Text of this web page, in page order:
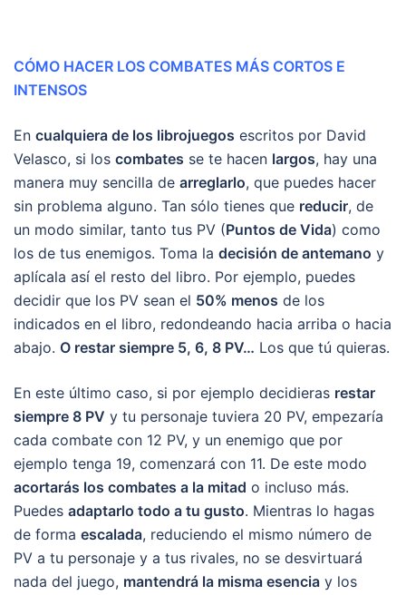
CÓMO HACER LOS COMBATES MÁS CORTOS E
INTENSOS
En cualquiera de los librojuegos escritos por David
Velasco, si los combates se te hacen largos, hay una
manera muy sencilla de arreglarlo, que puedes hacer
sin problema alguno. Tan sólo tienes que reducir, de
un modo similar, tanto tus PV (Puntos de Vida) como
los de tus enemigos. Toma la decisión de antemano y
aplícala así el resto del libro. Por ejemplo, puedes
decidir que los PV sean el 50% menos de los
indicados en el libro, redondeando hacia arriba o hacia
abajo. O restar siempre 5, 6, 8 PV… Los que tú quieras.
En este último caso, si por ejemplo decidieras restar
siempre 8 PV y tu personaje tuviera 20 PV, empezaría
cada combate con 12 PV, y un enemigo que por
ejemplo tenga 19, comenzará con 11. De este modo
acortarás los combates a la mitad o incluso más.
Puedes adaptarlo todo a tu gusto. Mientras lo hagas
de forma escalada, reduciendo el mismo número de
PV a tu personaje y a tus rivales, no se desvirtuará
nada del juego, mantendrá la misma esencia y los